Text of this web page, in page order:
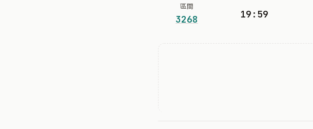
區間
3268 19:59